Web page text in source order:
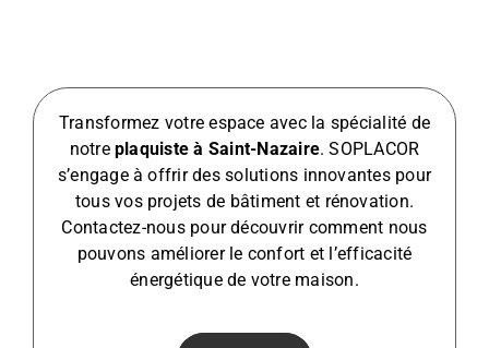
Transformez votre espace avec la spécialité de
notreplaquiste à Saint-Nazaire. SOPLACOR
s’engage à offrir des solutions innovantes pour
tous vos projets de bâtiment et rénovation.
Contactez-nous pour découvrir comment nous
pouvons améliorer le confort et l’efficacité
énergétique de votre maison.